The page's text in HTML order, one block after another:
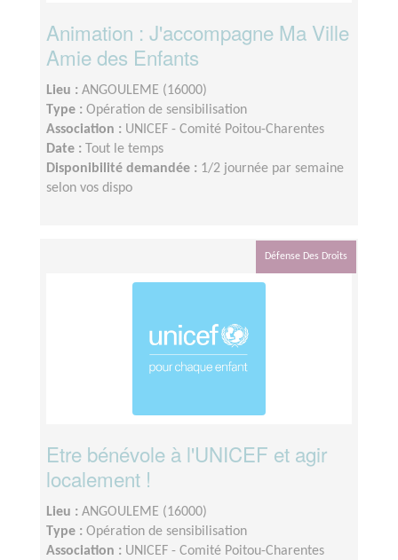
Animation : J'accompagne Ma Ville
Amie des Enfants
Lieu : ANGOULEME (16000)
Type : Opération de sensibilisation
Association : UNICEF - Comité Poitou-Charentes
Date :
Tout le temps
Disponibilité demandée : 1/2 journée par semaine
selon vos dispo
Défense Des Droits
Etre bénévole à l'UNICEF et agir
localement !
Lieu : ANGOULEME (16000)
Type : Opération de sensibilisation
Association : UNICEF - Comité Poitou-Charentes